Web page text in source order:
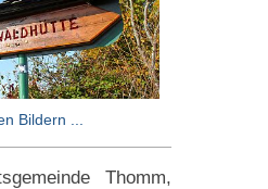
Bildern ...
Thomm,